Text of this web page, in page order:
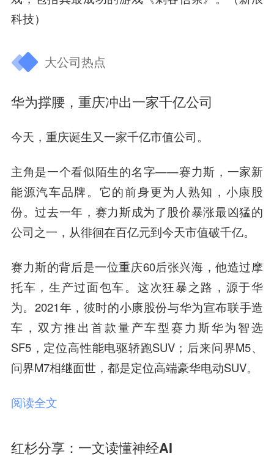
科技）
大公司热点
华为撑腰，重庆冲出一家千亿公司
今天，重庆诞生又一家千亿市值公司。
主角是一个看似陌生的名字——赛力斯 ，一家新
能源汽车品牌。它的前身更为人熟知，小康股
份。过去一年，赛力斯成为了股价暴涨最凶猛的
公司之一，从徘徊在百亿元到今天市值破千亿。
赛力斯的背后是一位重庆60后张兴海，他造过摩
托车，生产过面包车。这次狂暴之路，源于华
为。2021年，彼时的小康股份与华为宣布联手造
车，双方推出首款量产车型赛力斯华为智选
SF5，定位高性能电驱轿跑SUV；后来问界M5、
问界M7相继面世，都是定位高端豪华电动SUV。
阅读全文
红杉分享：一文读懂神经AI